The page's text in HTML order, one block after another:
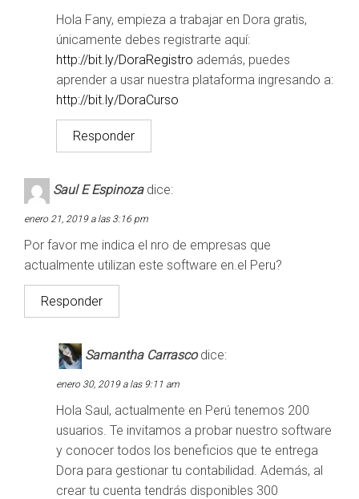
Hola Fany, empieza a trabajar en Dora gratis,
únicamente debes registrarte aquí:
http://bit.ly/DoraRegistro además, puedes
aprender a usar nuestra plataforma ingresando a:
http://bit.ly/DoraCurso
Responder
Saul E Espinoza dice:
enero 21, 2019 a las 3:16 pm
Por favor me indica el nro de empresas que
actualmente utilizan este software en.el Peru?
Responder
Samantha Carrasco dice:
enero 30, 2019 a las 9:11 am
Hola Saul, actualmente en Perú tenemos 200
usuarios. Te invitamos a probar nuestro software
y conocer todos los beneficios que te entrega
Dora para gestionar tu contabilidad. Además, al
crear tu cuenta tendrás disponibles 300